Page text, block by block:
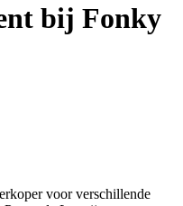
bij Fonky
voor verschillende